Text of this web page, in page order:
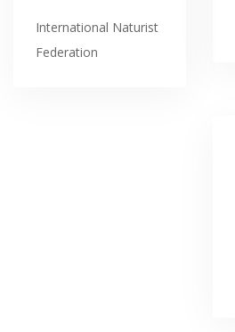
International Naturist
Federation